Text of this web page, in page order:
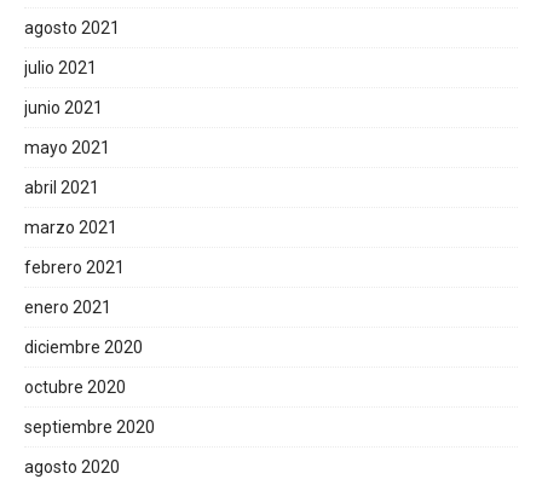
agosto 2021
julio 2021
junio 2021
mayo 2021
abril 2021
marzo 2021
febrero 2021
enero 2021
diciembre 2020
octubre 2020
septiembre 2020
agosto 2020